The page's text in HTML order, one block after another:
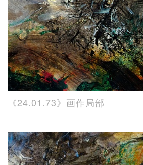
《24.01.73》画作局部